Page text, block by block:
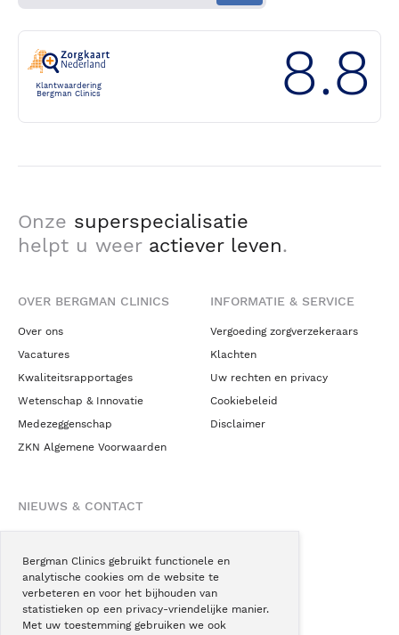
Bergman Clinics gebruikt functionele en
analytische cookies om de website te
verbeteren en voor het bijhouden van
statistieken op een privacy-vriendelijke manier.
Met uw toestemming gebruiken we ook
Klantwaardering
Bergman Clinics
8.8
Onze superspecialisatie
helpt u weer actiever leven.
OVER BERGMAN CLINICS
Over ons
Vacatures
Kwaliteitsrapportages
Wetenschap & Innovatie
Medezeggenschap
ZKN Algemene Voorwaarden
INFORMATIE & SERVICE
Vergoeding zorgverzekeraars
Klachten
Uw rechten en privacy
Cookiebeleid
Disclaimer
NIEUWS & CONTACT
Blogs
Podcast
Pressroom
Instagram